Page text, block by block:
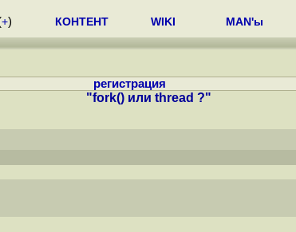
+) КОНТЕНТ WIKI MAN'ы
регистрация
"fork() или thread ?"